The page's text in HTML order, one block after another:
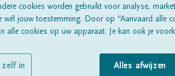
Alle
cookies worden gebruikt voor analyse,
wél jouw toestemming. Door op “Aanvaard alle
alle cookies op uw apparaat. Je kan ook je
Alles afwijzen
zelf in